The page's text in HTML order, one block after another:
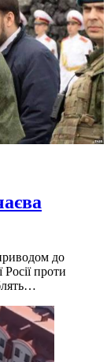
до
Росії проти